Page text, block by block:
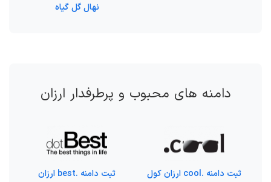
نهال گل گیاه
دامنه های محبوب و پرطرفدار ارزان
ثبت دامنه .cool ارزان کول
ثبت دامنه .best ارزان